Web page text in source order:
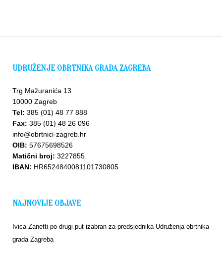
UDRUŽENJE OBRTNIKA GRADA ZAGREBA
Trg Mažuranića 13
10000 Zagreb
Tel: 385 (01) 48 77 888
Fax: 385 (01) 48 26 096
info@obrtnici-zagreb.hr
OIB: 57675698526
Matični broj: 3227855
IBAN: HR6524840081101730805
NAJNOVIJE OBJAVE
Ivica Zanetti po drugi put izabran za predsjednika Udruženja obrtnika
grada Zagreba